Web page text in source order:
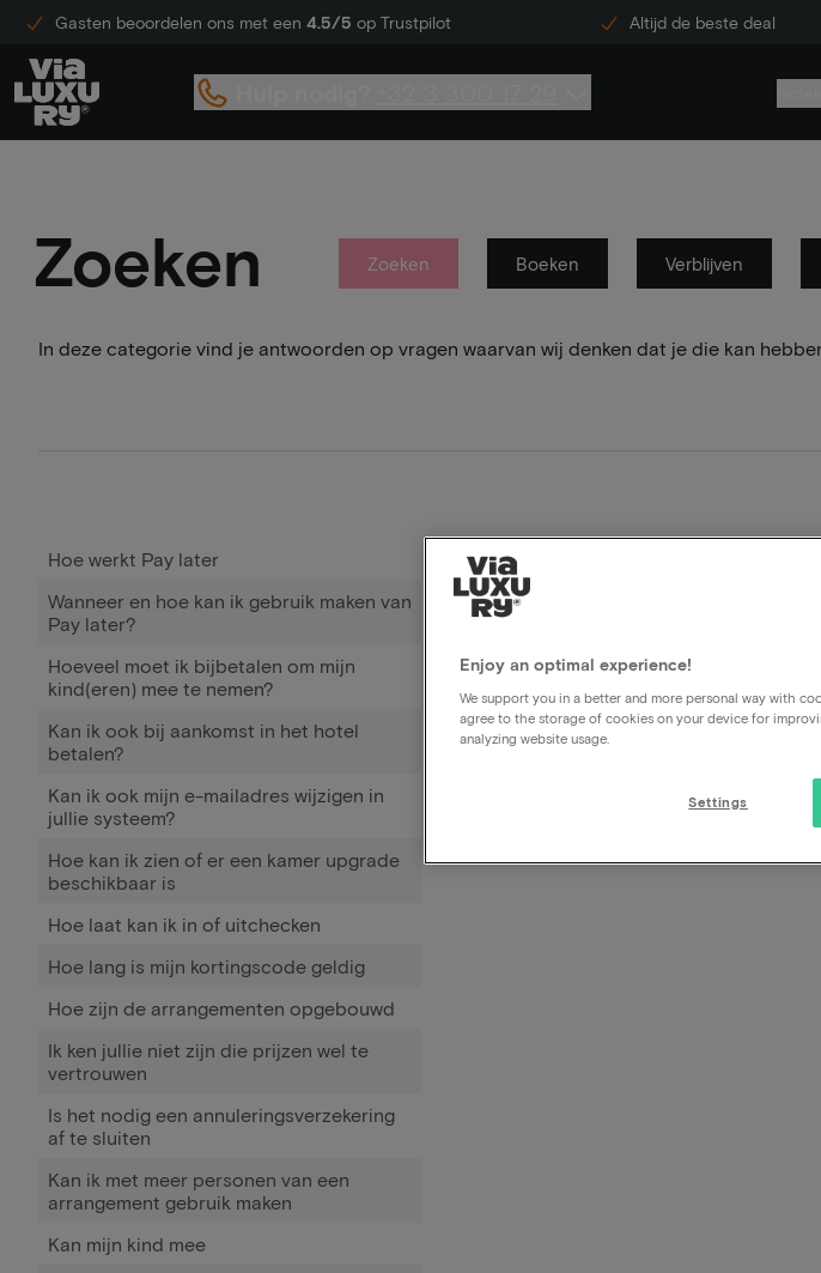
Gasten beoordelen ons met een 4.5/5 op Trustpilot Altijd de beste deal
Zoeken Zoeken Boeken Verblijven
In deze categorie vind je antwoorden op vragen waarvan wij denken dat je die kan
Hoe werkt Pay later
Wanneer en hoe kan ik gebruik maken van
Pay later?
Hoeveel moet ik bijbetalen om mijn
kind(eren) mee te nemen?
Kan ik ook bij aankomst in het hotel
betalen?
Kan ik ook mijn e-mailadres wijzigen in
jullie systeem?
Hoe kan ik zien of er een kamer upgrade
beschikbaar is
Hoe laat kan ik in of uitchecken
Hoe lang is mijn kortingscode geldig
Hoe zijn de arrangementen opgebouwd
Ik ken jullie niet zijn die prijzen wel te
vertrouwen
Is het nodig een annuleringsverzekering
af te sluiten
Kan ik met meer personen van een
arrangement gebruik maken
Kan mijn kind mee
Kan ik ook in
Ja natuurlijk! De prijs die je
deze blijft dus ook gewoon
Enjoy an optimal experience!
We support you in a better and more personal way with
agree to the storage of cookies on your device for
analyzing website usage.
Settings